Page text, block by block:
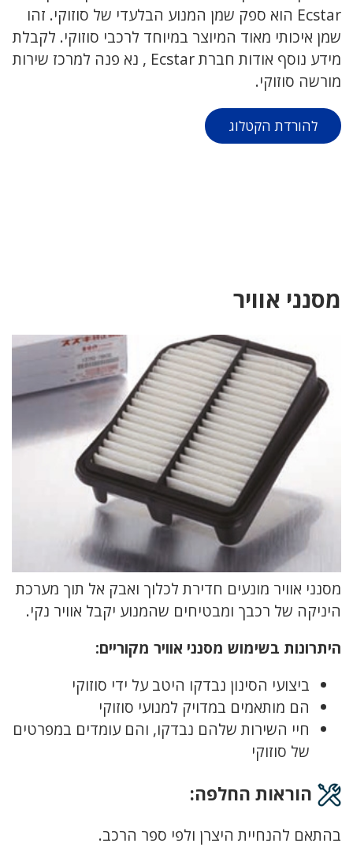
Ecstar הוא ספק שמן המנוע הבלעדי של סוזוקי. זהו
שמן איכותי מאוד המיוצר במיוחד לרכבי סוזוקי. לקבלת
מידע נוסף אודות חברת Ecstar , נא פנה למרכז שירות
מורשה סוזוקי.
להורדת הקטלוג
מסנני אוויר
מסנני אוויר מונעים חדירת לכלוך ואבק אל תוך מערכת
היניקה של רכבך ומבטיחים שהמנוע יקבל אוויר נקי.
היתרונות בשימוש מסנני אוויר מקוריים:
ביצועי הסינון נבדקו היטב על ידי סוזוקי
הם מותאמים במדויק למנועי סוזוקי
חיי השירות שלהם נבדקו, והם עומדים במפרטים
של סוזוקי
הוראות החלפה:
בהתאם להנחיית היצרן ולפי ספר הרכב.